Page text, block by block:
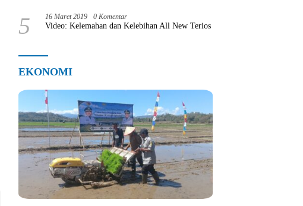
5 16 Maret 2019 0 Komentar
Video: Kelemahan dan Kelebihan All New Terios
EKONOMI